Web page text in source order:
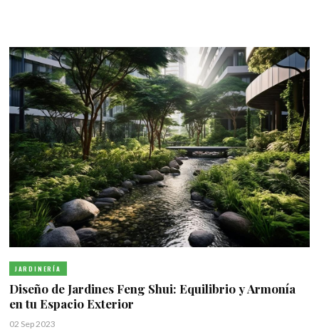
JARDINERÍA
Diseño de Jardines Feng Shui: Equilibrio y Armonía
en tu Espacio Exterior
02 Sep 2023